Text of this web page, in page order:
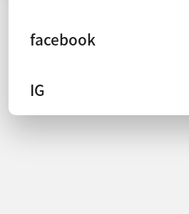
facebook
IG